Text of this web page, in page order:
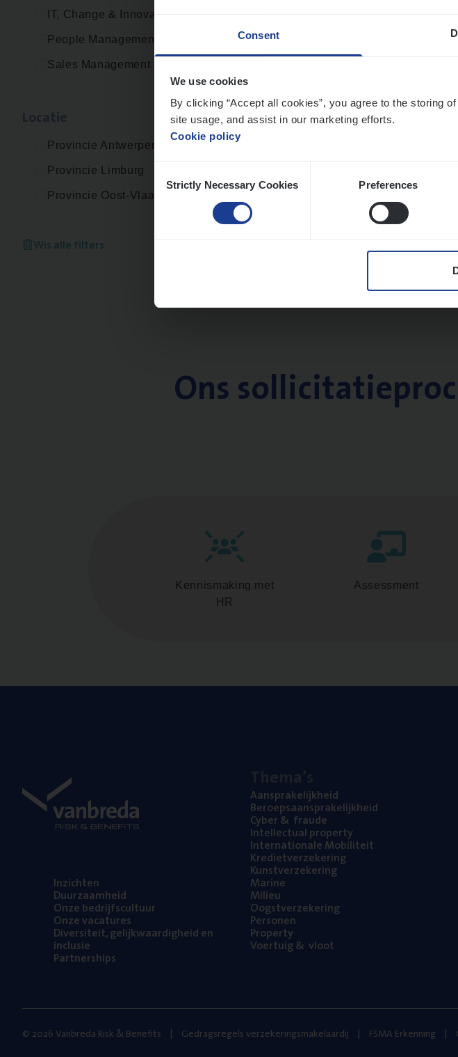
Consent
We use cookies
By clicking “Accept all cookies”, you agree to the storing
site usage, and assist in our marketing efforts.
Cookie policy
Selection
Strictly Necessary Cookies Preferences
IT, Change & Innovation
People Management
Sales Management
Provincie Antwerpen
Provincie Limburg
Provincie Oost-Vlaanderen
Wis alle filters
Ons
Kennismaking met
HR
Assessment
Inzich­ten
Duur­zaam­heid
Onze bedrijfs­cul­tuur
Onze vaca­tu­res
Diver­si­teit, gelijk­waar­dig­heid en
inclusie
Part­ner­ships
Aan­spra­ke­lijk­heid
Beroeps­aan­spra­ke­lijk­heid
Cyber& fraude
Intel­lec­tu­al property
Inter­na­ti­o­na­le Mobiliteit
Kre­diet­ver­ze­ke­ring
Kunst­ver­ze­ke­ring
Mari­ne
Mili­eu
Oogst­ver­ze­ke­ring
Per­so­nen
Pro­per­ty
Voer­tuig& vloot
© 2026 Vanbreda Risk & Benefits Gedragsregels verzekeringsmakelaardij FSMA Erkenning